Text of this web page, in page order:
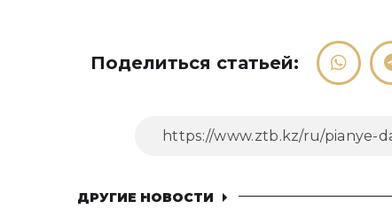
Поделиться статьей:
ДРУГИЕ НОВОСТИ